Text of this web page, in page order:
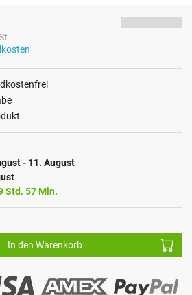
- 11. August
Std. 57 Min.
In den Warenkorb